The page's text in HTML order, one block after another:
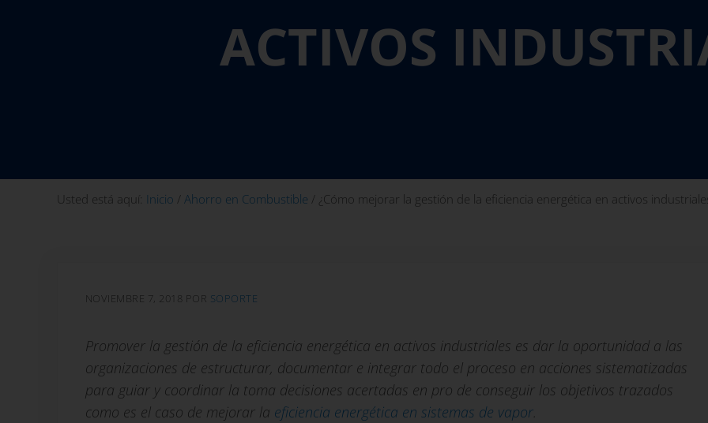
ACTIVOS
Usted está aquí: Inicio / Ahorro en Combustible / ¿Cómo mejorar la gestión de la eficiencia energética en activos
NOVIEMBRE 7, 2018 POR SOPORTE
Promover la gestión de la eficiencia energética en activos industriales es dar la oportunidad a las
organizaciones de estructurar, documentar e integrar todo el proceso en acciones sistematizadas
para guiar y coordinar la toma decisiones acertadas en pro de conseguir los objetivos trazados
como es el caso de mejorar la eficiencia energética en sistemas de vapor.